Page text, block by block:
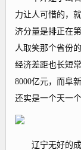
力让人可惜的，
济分量是排正在
人取笑那个省份
经济差距也长短
8000亿元，而阜
还实是一个天一个
辽宁无好的成